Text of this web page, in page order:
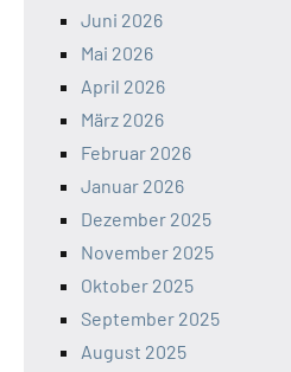
Juni 2026
Mai 2026
April 2026
März 2026
Februar 2026
Januar 2026
Dezember 2025
November 2025
Oktober 2025
September 2025
August 2025